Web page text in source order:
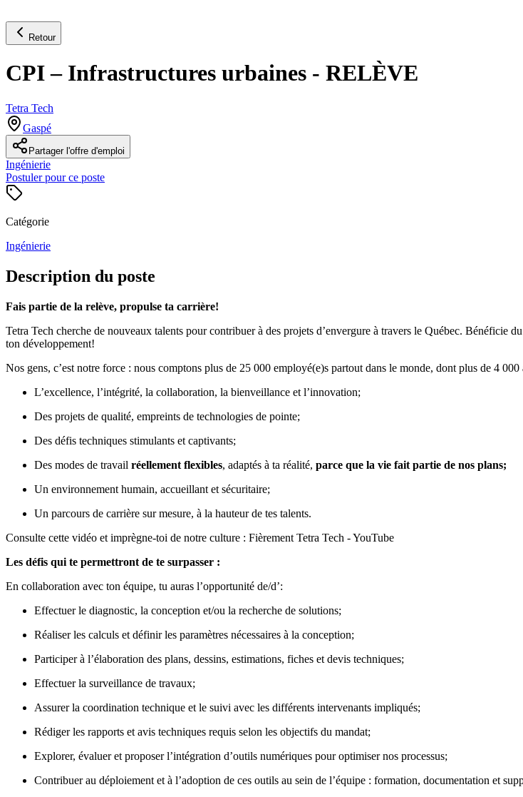
Retour
CPI – Infrastructures urbaines - RELÈVE
Tetra Tech
Gaspé
Partager l'offre d'emploi
Ingénierie
Postuler pour ce poste
Catégorie
Ingénierie
Description du poste
Fais partie de la relève, propulse ta carrière!
Tetra Tech cherche de nouveaux talents pour contribuer à des projets d’envergure à travers le Québec. Bénéficie
ton développement!
Nos gens, c’est notre force : nous comptons plus de 25 000 employé(e)s partout dans le monde, dont plus de 4
L’excellence, l’intégrité, la collaboration, la bienveillance et l’innovation;
Des projets de qualité, empreints de technologies de pointe;
Des défis techniques stimulants et captivants;
Des modes de travail réellement flexibles, adaptés à ta réalité, parce que la vie fait partie de nos plans;
Un environnement humain, accueillant et sécuritaire;
Un parcours de carrière sur mesure, à la hauteur de tes talents.
Consulte cette vidéo et imprègne-toi de notre culture : Fièrement Tetra Tech - YouTube
Les défis qui te permettront de te surpasser :
En collaboration avec ton équipe, tu auras l’opportunité de/d’:
Effectuer le diagnostic, la conception et/ou la recherche de solutions;
Réaliser les calculs et définir les paramètres nécessaires à la conception;
Participer à l’élaboration des plans, dessins, estimations, fiches et devis techniques;
Effectuer la surveillance de travaux;
Assurer la coordination technique et le suivi avec les différents intervenants impliqués;
Rédiger les rapports et avis techniques requis selon les objectifs du mandat;
Explorer, évaluer et proposer l’intégration d’outils numériques pour optimiser nos processus;
Contribuer au déploiement et à l’adoption de ces outils au sein de l’équipe : formation, documentation et